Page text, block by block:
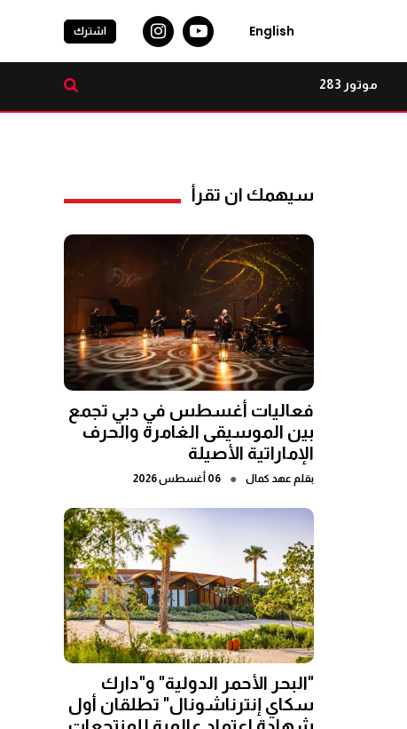
English اشترك
موتور 283
سيهمك ان تقرأ
فعاليات أغسطس في دبي تجمع
بين الموسيقى الغامرة والحرف
الإماراتية الأصيلة
بقلم عهد كمال ● 06 أغسطس 2026
"البحر الأحمر الدولية" و"دارك
سكاي إنترناشونال" تطلقان أول